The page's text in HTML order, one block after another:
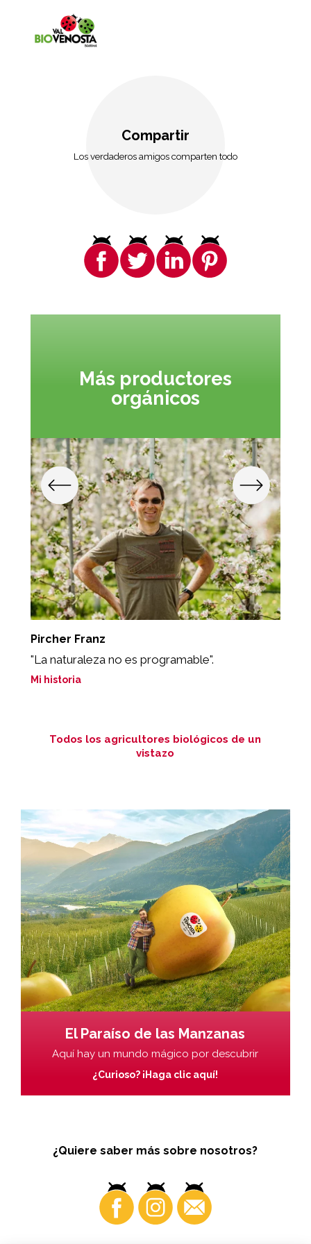
Compartir
Los verdaderos amigos comparten todo
Más productores
orgánicos
Pircher Franz
"La naturaleza no es programable".
Mi historia
Todos los agricultores biológicos de un
vistazo
El Paraíso de las Manzanas
Aquí hay un mundo mágico por descubrir
¿Curioso? ¡Haga clic aquí!
¿Quiere saber más sobre nosotros?